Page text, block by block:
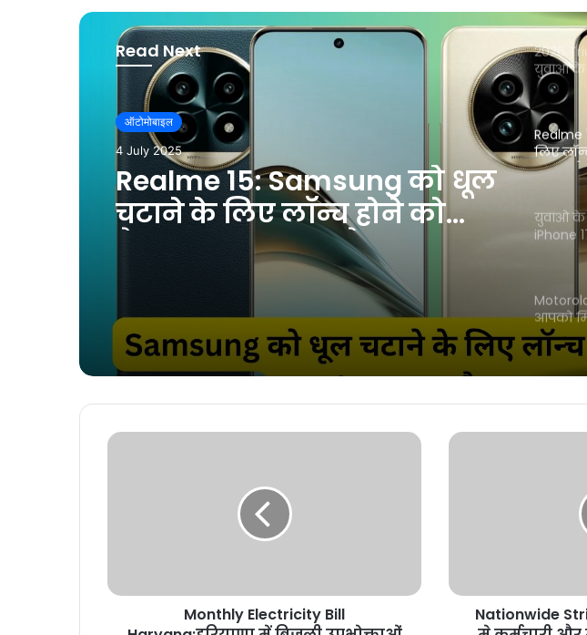
Read Next
ऑटोमोबाइल
1 July 2025
युवाओ के दिलों पर राज करने आ
रहा है iPhone 17, iPhone 16 से
मिल सकता है बड़ा डिस्प्ले! कुछ
खास फीचर्स से होगा लैस
जानें
Realme
लिए
15 Pro,
युवाओ के
iPhone
बड़ा
आपको
यह 5G
Hero
राज कर
हजार
का
सेक्टर
साथ
बढ़ाने
सस्ता
इतने
Monthly Electricity Bill
Nationwide